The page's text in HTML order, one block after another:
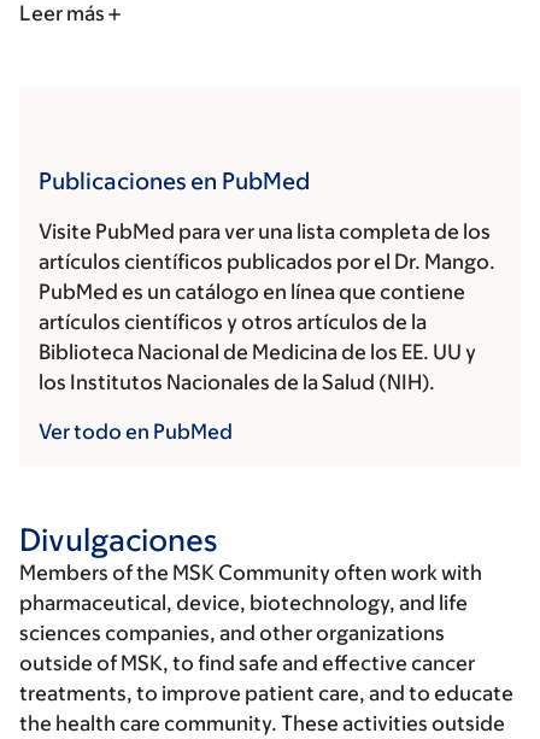
Leer más
Publicaciones en PubMed
Visite PubMed para ver una lista completa de los
artículos científicos publicados por el Dr. Mango.
PubMed es un catálogo en línea que contiene
artículos científicos y otros artículos de la
Biblioteca Nacional de Medicina de los EE. UU y
los Institutos Nacionales de la Salud (NIH).
Ver todo en PubMed
Divulgaciones
Members of the MSK Community often work with
pharmaceutical, device, biotechnology, and life
sciences companies, and other organizations
outside of MSK, to find safe and effective cancer
treatments, to improve patient care, and to educate
the health care community. These activities outside